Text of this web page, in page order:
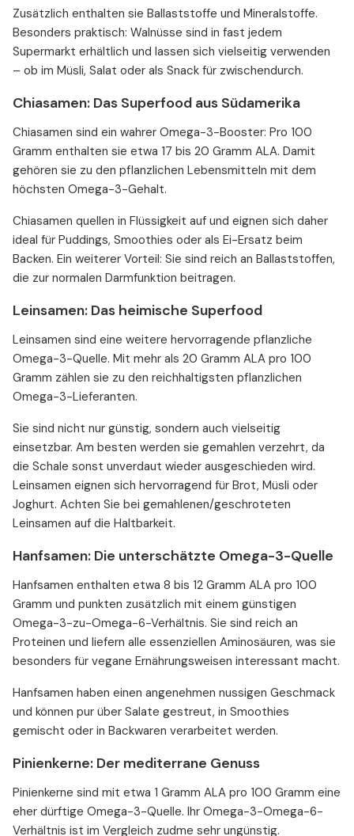
Zusätzlich enthalten sie Ballaststoffe und Mineralstoffe.
Besonders praktisch: Walnüsse sind in fast jedem
Supermarkt erhältlich und lassen sich vielseitig verwenden
– ob im Müsli, Salat oder als Snack für zwischendurch.
Chiasamen: Das Superfood aus Südamerika
Chiasamen sind ein wahrer Omega-3-Booster: Pro 100
Gramm enthalten sie etwa 17 bis 20 Gramm ALA. Damit
gehören sie zu den pflanzlichen Lebensmitteln mit dem
höchsten Omega-3-Gehalt.
Chiasamen quellen in Flüssigkeit auf und eignen sich daher
ideal für Puddings, Smoothies oder als Ei-Ersatz beim
Backen. Ein weiterer Vorteil: Sie sind reich an Ballaststoffen,
die zur normalen Darmfunktion beitragen.
Leinsamen: Das heimische Superfood
Leinsamen sind eine weitere hervorragende pflanzliche
Omega-3-Quelle. Mit mehr als 20 Gramm ALA pro 100
Gramm zählen sie zu den reichhaltigsten pflanzlichen
Omega-3-Lieferanten.
Sie sind nicht nur günstig, sondern auch vielseitig
einsetzbar. Am besten werden sie gemahlen verzehrt, da
die Schale sonst unverdaut wieder ausgeschieden wird.
Leinsamen eignen sich hervorragend für Brot, Müsli oder
Joghurt. Achten Sie bei gemahlenen/geschroteten
Leinsamen auf die Haltbarkeit.
Hanfsamen: Die unterschätzte Omega-3-Quelle
Hanfsamen enthalten etwa 8 bis 12 Gramm ALA pro 100
Gramm und punkten zusätzlich mit einem günstigen
Omega-3-zu-Omega-6-Verhältnis. Sie sind reich an
Proteinen und liefern alle essenziellen Aminosäuren, was sie
besonders für vegane Ernährungsweisen interessant macht.
Hanfsamen haben einen angenehmen nussigen Geschmack
und können pur über Salate gestreut, in Smoothies
gemischt oder in Backwaren verarbeitet werden.
Pinienkerne: Der mediterrane Genuss
Pinienkerne sind mit etwa 1 Gramm ALA pro 100 Gramm eine
eher dürftige Omega-3-Quelle. Ihr Omega-3-Omega-6-
Verhältnis ist im Vergleich zudme sehr ungünstig.